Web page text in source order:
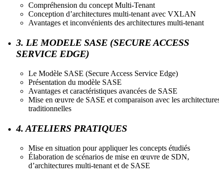
Compréhension du concept Multi-Tenant
Conception d’architectures multi-tenant avec VXLAN
Avantages et inconvénients des architectures multi-tenant
3. LE MODELE SASE (SECURE ACCESS
SERVICE EDGE)
Le Modèle SASE (Secure Access Service Edge)
Présentation du modèle SASE
Avantages et caractéristiques avancées de SASE
Mise en œuvre de SASE et comparaison avec les
traditionnelles
4. ATELIERS PRATIQUES
Mise en situation pour appliquer les concepts étudiés
Élaboration de scénarios de mise en œuvre de SDN,
d’architectures multi-tenant et de SASE